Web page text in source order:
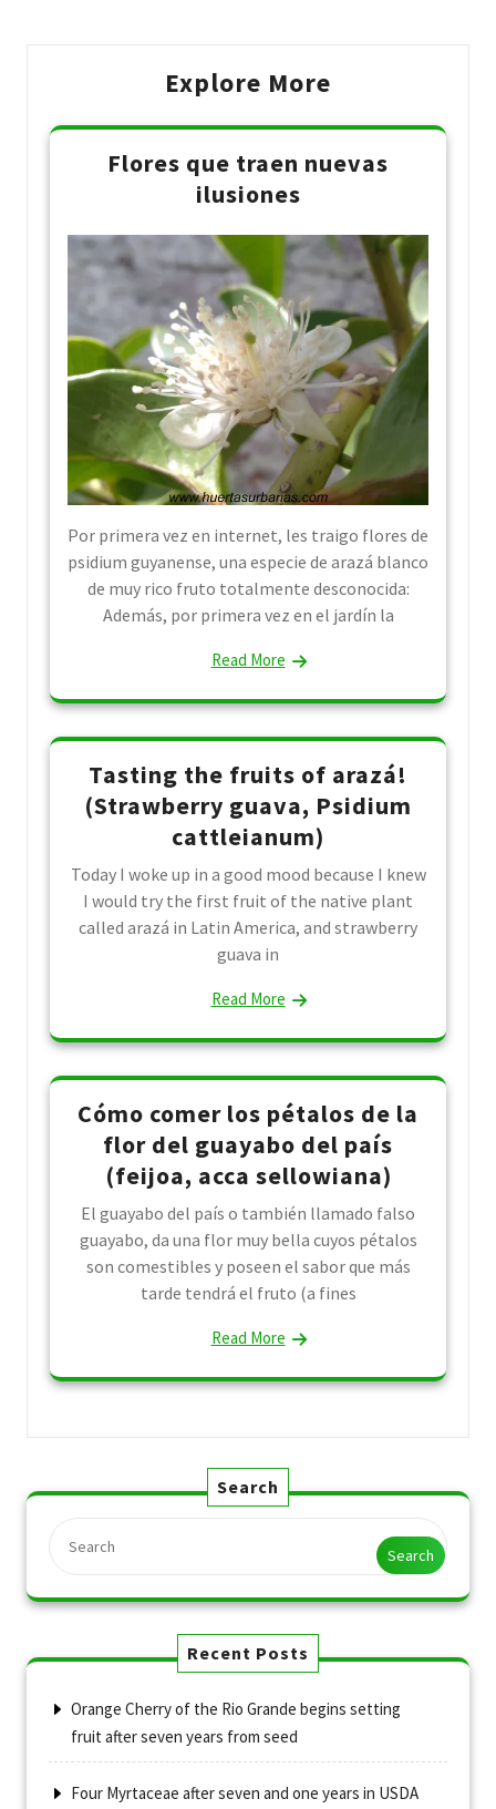
Explore More
Flores que traen nuevas
ilusiones
Por primera vez en internet, les traigo flores de
psidium guyanense, una especie de arazá blanco
de muy rico fruto totalmente desconocida:
Además, por primera vez en el jardín la
Read More
Tasting the fruits of arazá!
(Strawberry guava, Psidium
cattleianum)
Today I woke up in a good mood because I knew
I would try the first fruit of the native plant
called arazá in Latin America, and strawberry
guava in
Read More
Cómo comer los pétalos de la
flor del guayabo del país
(feijoa, acca sellowiana)
El guayabo del país o también llamado falso
guayabo, da una flor muy bella cuyos pétalos
son comestibles y poseen el sabor que más
tarde tendrá el fruto (a fines
Read More
Search
Search
Recent Posts
Orange Cherry of the Rio Grande begins setting
fruit after seven years from seed
Four Myrtaceae after seven and one years in USDA